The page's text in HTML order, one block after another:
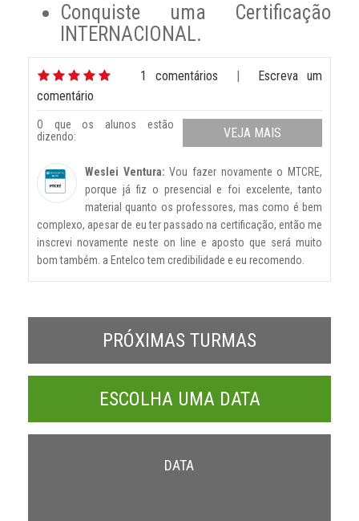
Conquiste uma Certificação
INTERNACIONAL.
1 comentários
Escreva um
comentário
O que os alunos estão
dizendo:
VEJA MAIS
Weslei Ventura: Vou fazer novamente o MTCRE,
porque já fiz o presencial e foi excelente, tanto
material quanto os professores, mas como é bem
complexo, apesar de eu ter passado na certificação, então me
inscrevi novamente neste on line e aposto que será muito
bom também. a Entelco tem credibilidade e eu recomendo.
PRÓXIMAS TURMAS
ESCOLHA UMA DATA
DATA